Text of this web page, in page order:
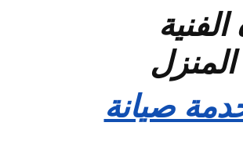
صيانة